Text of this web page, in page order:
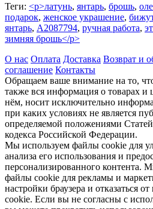
Теги: <p>латунь, янтарь, брошь,
подарок, женское украшение,
янтарь, A2087794, ручная работа,
зимняя брошь</p>
О нас Оплата Доставка Возврат и
соглашение Контакты
Обращаем ваше внимание на то,
также вся информация о товарах и
нём, носит исключительно
при каких условиях не является
определяемой положениями
кодекса Российской Федерации.
Мы используем файлы cookie для
анализа его использования и
персонализированного контента.
файлы cookie для рекламы и
настройки браузера и отказаться
cookie. Если вы не согласны с